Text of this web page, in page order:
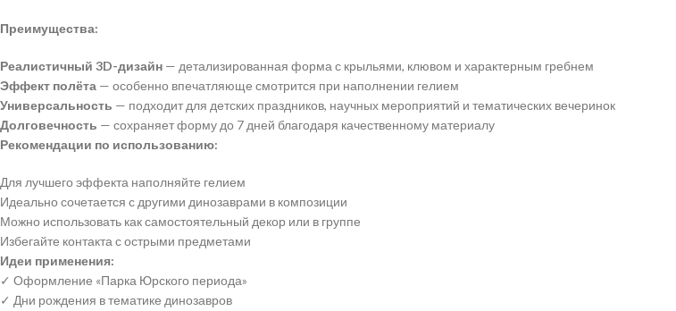
Преимущества:
Реалистичный 3D-дизайн — детализированная форма с крыльями, клювом и характерным гребнем
Эффект полёта — особенно впечатляюще смотрится при наполнении гелием
Универсальность — подходит для детских праздников, научных мероприятий и тематических вечеринок
Долговечность — сохраняет форму до 7 дней благодаря качественному материалу
Рекомендации по использованию:
Для лучшего эффекта наполняйте гелием
Идеально сочетается с другими динозаврами в композиции
Можно использовать как самостоятельный декор или в группе
Избегайте контакта с острыми предметами
Идеи применения:
✓ Оформление «Парка Юрского периода»
✓ Дни рождения в тематике динозавров